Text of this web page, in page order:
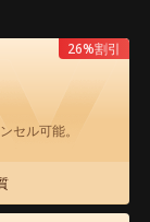
です。
セル可能。
26%割引